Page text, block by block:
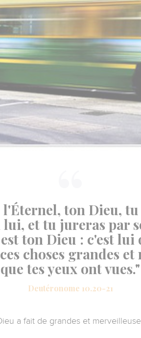
ton Dieu,
lui, et tu jureras par
ton Dieu : c'est lui
choses grandes et
que tes yeux ont vues."
Deutéronome 10.20-21
a fait de grandes et